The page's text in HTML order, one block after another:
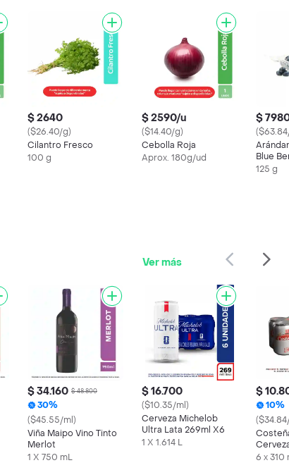
$ 2640
($26.40/g)
Cilantro Fresco
100 g
$ 2590/u
($14.40/g)
Cebolla Roja
Aprox. 180g/ud
$
Blue
125 g
Ver más
$ 34.160 $ 48.800
30%
($45.55/ml)
Viña Maipo Vino Tinto
Merlot
1 X 750 mL
$ 16.700
($10.35/ml)
Cerveza Michelob
Ultra Lata 269ml X6
1 X 1.614 L
$
10%
6 x 310